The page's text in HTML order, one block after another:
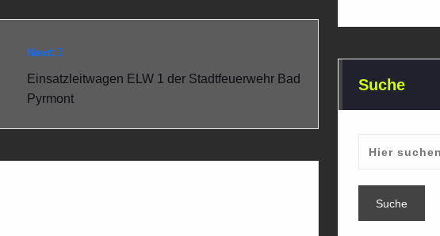
Next:
Einsatzleitwagen ELW 1 der Stadtfeuerwehr Bad
Pyrmont
Suche